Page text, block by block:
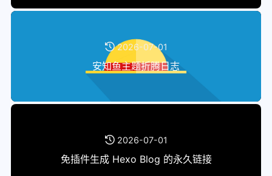
2026-07-01
安知鱼主题折腾日志
2026-07-01
免插件生成 Hexo Blog 的永久链接